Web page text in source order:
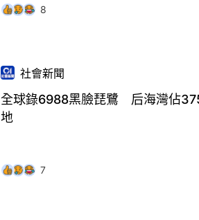
8
社會新聞
全球錄6988黑臉琵鷺 后海灣佔
地
7